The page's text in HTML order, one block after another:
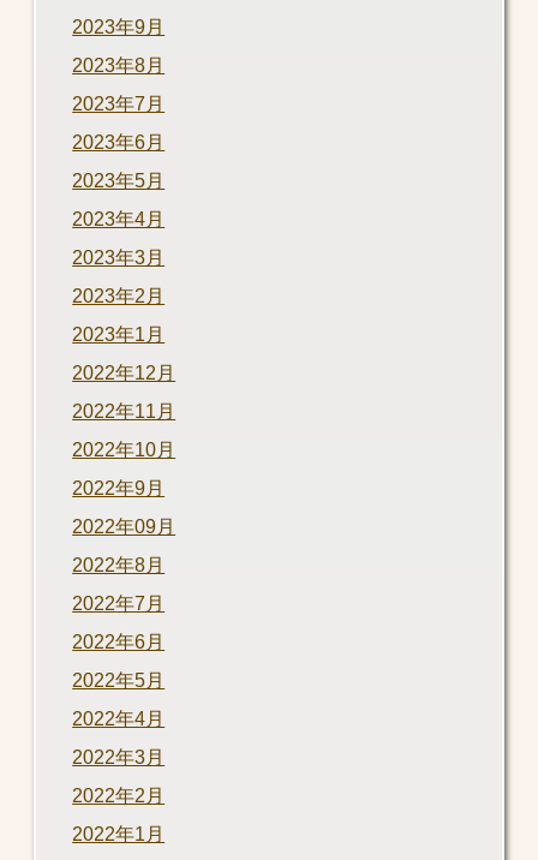
2023年9月
2023年8月
2023年7月
2023年6月
2023年5月
2023年4月
2023年3月
2023年2月
2023年1月
2022年12月
2022年11月
2022年10月
2022年9月
2022年09月
2022年8月
2022年7月
2022年6月
2022年5月
2022年4月
2022年3月
2022年2月
2022年1月